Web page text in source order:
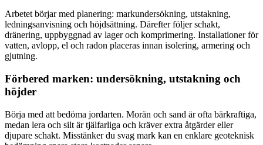
Arbetet börjar med planering: markundersökning, utstakning,
ledningsanvisning och höjdsättning. Därefter följer schakt,
dränering, uppbyggnad av lager och komprimering. Installationer för
vatten, avlopp, el och radon placeras innan isolering, armering och
gjutning.
Förbered marken: undersökning, utstakning och
höjder
Börja med att bedöma jordarten. Morän och sand är ofta bärkraftiga,
medan lera och silt är tjälfarliga och kräver extra åtgärder eller
djupare schakt. Misstänker du svag mark kan en enklare geoteknisk